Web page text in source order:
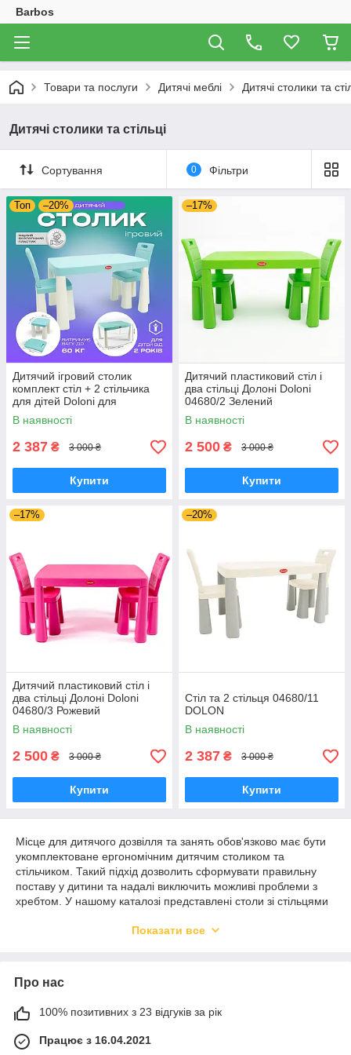
Barbos
Товари та послуги Дитячі меблі Дитячі столики та
Дитячі столики та стільці
Сортування 0 Фільтри
Топ –20%
Дитячий ігровий столик
комплект стіл + 2 стільчика
для дітей Doloni для
малювання розвитку та
творчості
В наявності
2 387 ₴ 3 000 ₴
Купити
–17%
Дитячий пластиковий стіл і
два стільці Долоні Doloni
04680/2 Зелений
В наявності
2 500 ₴ 3 000 ₴
Купити
–17%
Дитячий пластиковий стіл і
два стільці Долоні Doloni
04680/3 Рожевий
В наявності
2 500 ₴ 3 000 ₴
Купити
–20%
Cтіл та 2 стільця 04680/11
DOLON
В наявності
2 387 ₴ 3 000 ₴
Купити
Місце для дитячого дозвілля та занять обов'язково має бути
укомплектоване ергономічним дитячим столиком та
стільчиком. Такий підхід дозволить сформувати правильну
поставу у дитини та надалі виключить можливі проблеми з
хребтом. У нашому каталозі представлені столи зі стільцями
Види дитячих столиків зі стільцями
В окрему категорію у нашому каталозі виділено пластикові
дитячі столики зі стільцями. Такі комплекти мають багато
Показати все
Про нас
100% позитивних з 23 відгуків за рік
Працює з 16.04.2021